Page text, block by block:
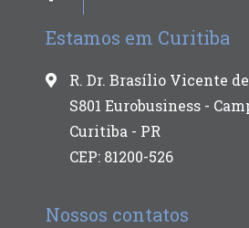
Estamos em Curitiba
R. Dr. Brasílio Vicente de
S801 Eurobusiness -
Curitiba - PR
CEP: 81200-526
Nossos contatos